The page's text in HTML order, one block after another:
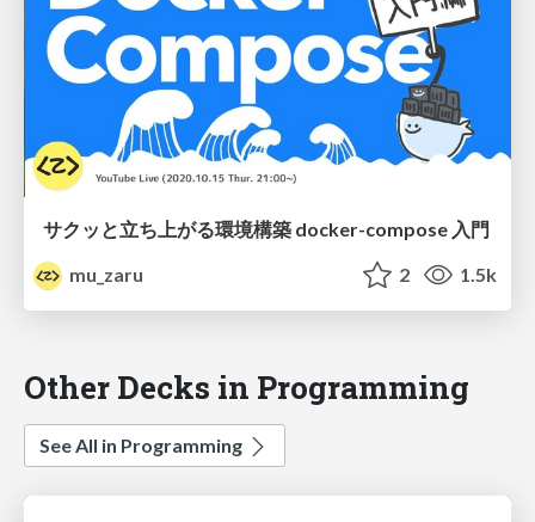
サクッと立ち上がる環境構築 docker-compose 入門
mu_zaru
2 1.5k
Other Decks in Programming
See All in Programming